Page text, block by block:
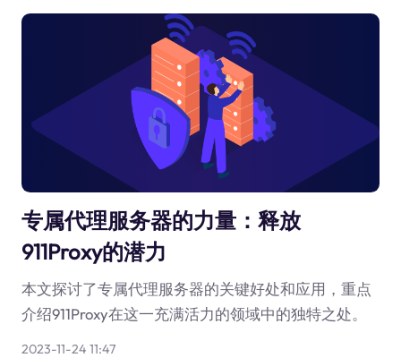
专属代理服务器的力量：释放
911Proxy的潜力
本文探讨了专属代理服务器的关键好处和应用，重点
介绍911Proxy在这一充满活力的领域中的独特之处。
2023-11-24 11:47